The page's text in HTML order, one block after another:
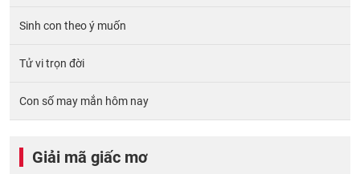
Sinh con theo ý muốn
Tử vi trọn đời
Con số may mắn hôm nay
Giải mã giấc mơ